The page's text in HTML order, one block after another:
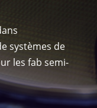
systèmes de
les fab semi-